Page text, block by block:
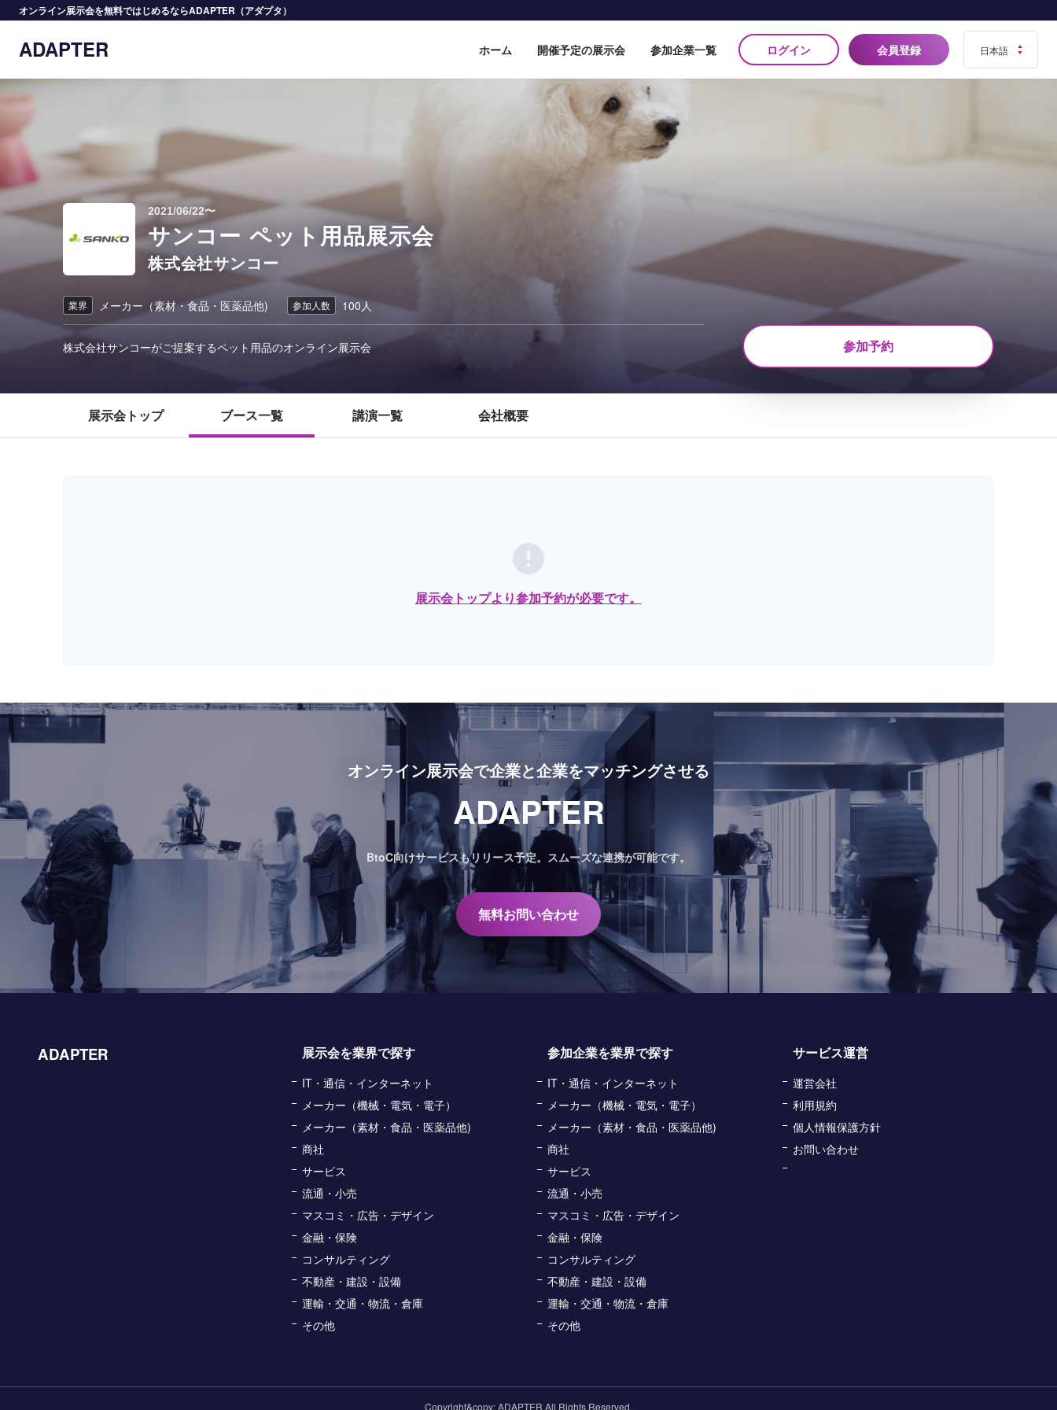
オンライン展示会を無料ではじめるならADAPTER（アダプタ）
ADAPTER ホーム 開催予定の展示会 参加企業一覧 ログイン 会員登録
2021/06/22〜
サンコー ペット用品展示会
株式会社サンコー
業界 メーカー（素材・食品・医薬品他) 参加人数 100人
株式会社サンコーがご提案するペット用品のオンライン展示会 参加予約
展示会トップ ブース一覧 講演一覧 会社概要
error
展示会トップより参加予約が必要です。
オンライン展示会で企業と企業をマッチングさせる
ADAPTER
BtoC向けサービスもリリース予定。 スムーズな連携が可能です。
無料お問い合わせ
ADAPTER 展示会を業界で探す
IT・通信・インターネット
メーカー（機械・電気・電子）
メーカー（素材・食品・医薬品他)
商社
サービス
流通・小売
マスコミ・広告・デザイン
金融・保険
コンサルティング
不動産・建設・設備
運輸・交通・物流・倉庫
その他
参加企業を業界で探す
IT・通信・インターネット
メーカー（機械・電気・電子）
メーカー（素材・食品・医薬品他)
商社
サービス
流通・小売
マスコミ・広告・デザイン
金融・保険
コンサルティング
不動産・建設・設備
運輸・交通・物流・倉庫
その他
サービス運営
運営会社
利用規約
個人情報保護方針
お問い合わせ
Copyright&copy; ADAPTER All Rights Reserved.